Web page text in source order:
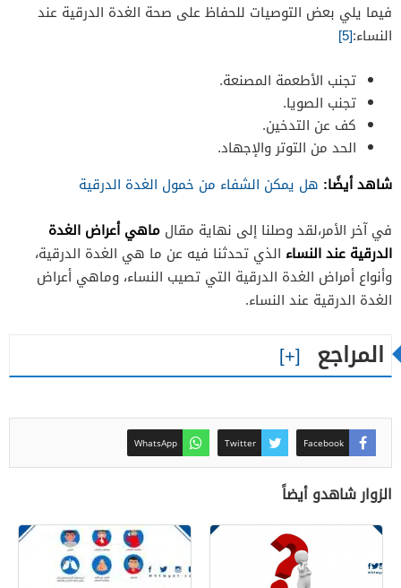
فيما يلي بعض التوصيات للحفاظ على صحة الغدة الدرقية عند
النساء:[5]
تجنب الأطعمة المصنعة.
تجنب الصويا.
كف عن التدخين.
الحد من التوتر والإجهاد.
شاهد أيضًا: هل يمكن الشفاء من خمول الغدة الدرقية
في آخر الأمر،لقد وصلنا إلى نهاية مقال ماهي أعراض الغدة
الدرقية عند النساء الذي تحدثنا فيه عن ما هي الغدة الدرقية،
وأنواع أمراض الغدة الدرقية التي تصيب النساء، وماهي أعراض
الغدة الدرقية عند النساء.
المراجع
Facebook
Twitter
WhatsApp
الزوار شاهدو أيضاً